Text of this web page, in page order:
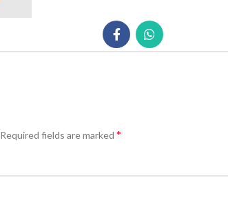
Required fields are marked *